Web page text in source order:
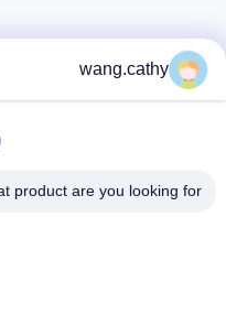
wang.cathy
7:33 AM
what product are you looking